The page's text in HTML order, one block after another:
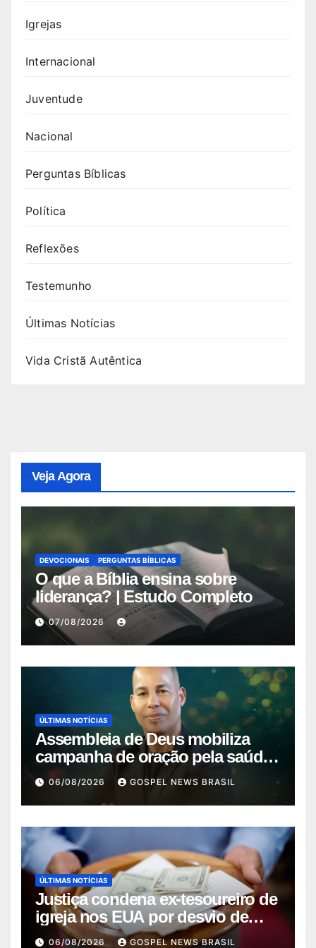
Igrejas
Internacional
Juventude
Nacional
Perguntas Bíblicas
Política
Reflexões
Testemunho
Últimas Notícias
Vida Cristã Autêntica
Veja Agora
DEVOCIONAIS PERGUNTAS BÍBLICAS
O que a Bíblia ensina sobre
liderança? | Estudo Completo
07/08/2026
ÚLTIMAS NOTÍCIAS
Assembleia de Deus mobiliza
campanha de oração pela saúde
do pas…
06/08/2026 GOSPEL NEWS BRASIL
ÚLTIMAS NOTÍCIAS
Justiça condena ex-tesoureiro de
igreja nos EUA por desvio de
quas…
06/08/2026 GOSPEL NEWS BRASIL